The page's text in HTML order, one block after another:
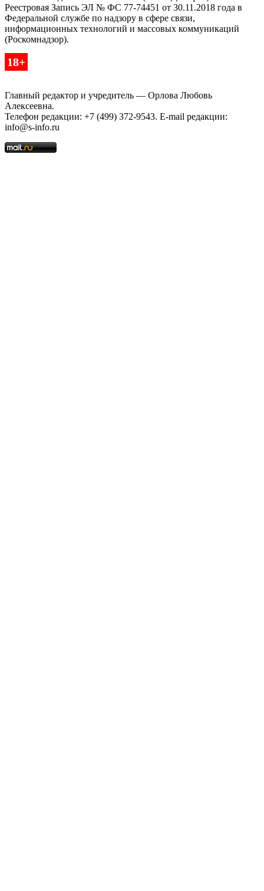
Реестровая Запись ЭЛ № ФС 77-74451 от 30.11.2018 года в
Федеральной службе по надзору в сфере связи,
информационных технологий и массовых коммуникаций
(Роскомнадзор).
18+
Главный редактор и учредитель — Орлова Любовь
Алексеевна.
Телефон редакции: +7 (499) 372-9543. E-mail редакции:
info@s-info.ru